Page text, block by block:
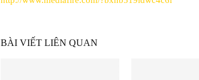
BÀI VIẾT LIÊN QUAN